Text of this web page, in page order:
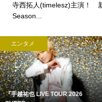
寺西拓人(timelesz)主演！
Season...
エンタメ
アン・ハサウェイ×ユアン・マク